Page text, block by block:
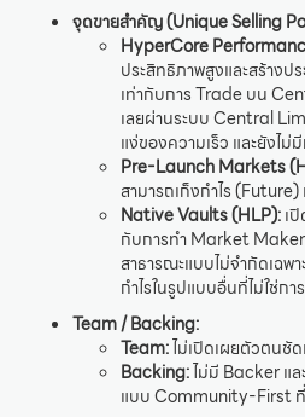
จุดขายสำคัญ (Unique Selling
HyperCore
ประสิทธิภาพสูงและสร้างป
เท่ากับการ Trade บน
เลยผ่านระบบ Central
แง่ของความเร็ว และยังไม่
Pre-Launch Markets
สามารถเก็งกำไร
Native Vaults (HLP):เ
กับการทำ Market
สาธารณะแบบไม่จำกัดเฉพ
กำไรในรูปแบบอื่นที่ไม่ใช่ก
Team / Backing:
Team:ไม่เปิดเผยตัวตนชัด
Backing:ไม่มี Backer แ
แบบ Community-First